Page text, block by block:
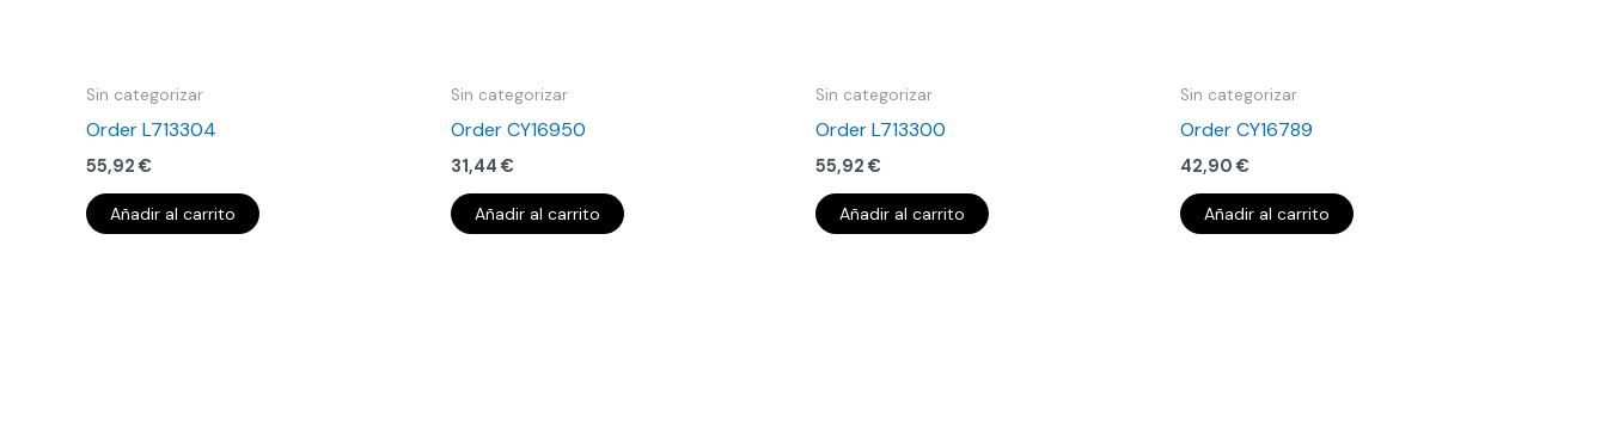
Sin categorizar
Order L713304
55,92 €
Añadir al carrito
Sin categorizar
Order CY16950
31,44 €
Añadir al carrito
Sin categorizar
Order L713300
55,92 €
Añadir al carrito
Sin categorizar
Order CY16789
42,90 €
Añadir al carrito